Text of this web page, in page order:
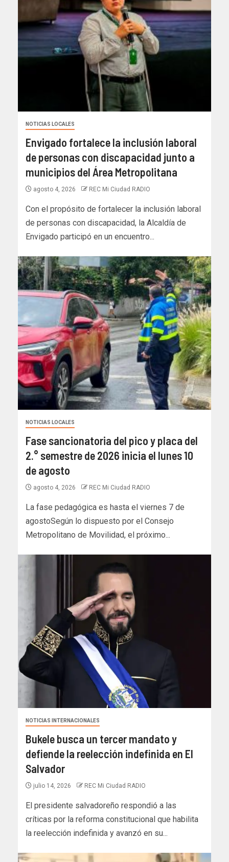
NOTICIAS LOCALES
Envigado fortalece la inclusión laboral
de personas con discapacidad junto a
municipios del Área Metropolitana
agosto 4, 2026 REC Mi Ciudad RADIO
Con el propósito de fortalecer la inclusión laboral
de personas con discapacidad, la Alcaldía de
Envigado participó en un encuentro...
NOTICIAS LOCALES
Fase sancionatoria del pico y placa del
2.° semestre de 2026 inicia el lunes 10
de agosto
agosto 4, 2026 REC Mi Ciudad RADIO
La fase pedagógica es hasta el viernes 7 de
agostoSegún lo dispuesto por el Consejo
Metropolitano de Movilidad, el próximo...
NOTICIAS INTERNACIONALES
Bukele busca un tercer mandato y
defiende la reelección indefinida en El
Salvador
julio 14, 2026 REC Mi Ciudad RADIO
El presidente salvadoreño respondió a las
críticas por la reforma constitucional que habilita
la reelección indefinida y avanzó en su...